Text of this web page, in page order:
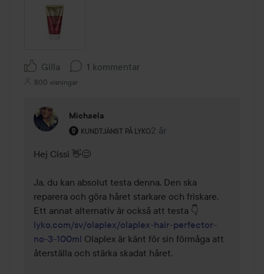
Gilla 1 kommentar
800 visningar
Michaela
KUNDTJÄNST PÅ LYKO
Användarens roll: Kundtjänst på Lyko.
2 år
Kommentaren lades 2 år
Hej Cissi 👋😊
Ja, du kan absolut testa denna. Den ska
reparera och göra håret starkare och friskare.
lyko.com/sv/olaplex/olaplex-hair-perfector-
no-3-100ml Olaplex är känt för sin förmåga att
återställa och stärka skadat håret.